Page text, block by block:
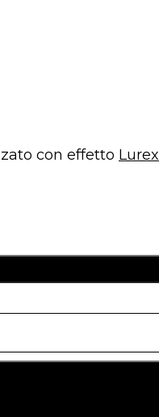
con effetto Lurex